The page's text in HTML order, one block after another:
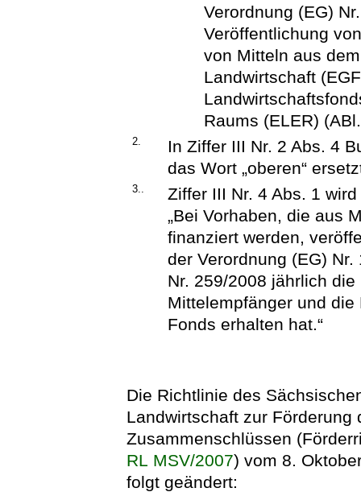
Verordnung (EG)
Veröffentlichung
von Mitteln aus
Landwirtschaft
Raums (ELER)
2.
In Ziffer III Nr. 2 Abs. 4
das Wort „oberen“
3..
Ziffer III Nr. 4 Abs. 1
„Bei Vorhaben, die aus
finanziert werden,
der Verordnung (EG)
Nr. 259/2008 jährlich
Mittelempfänger und
Fonds erhalten hat.“
Die Richtlinie des
Landwirtschaft zur
Zusammenschlüssen
RL MSV/2007) vom 8.
folgt geändert: